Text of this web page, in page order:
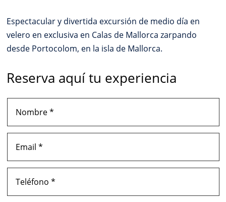
Espectacular y divertida excursión de medio día en
velero en exclusiva en Calas de Mallorca zarpando
desde Portocolom, en la isla de Mallorca.
Reserva aquí tu experiencia